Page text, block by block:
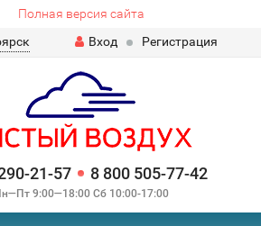
Полная версия сайта
Вход Регистрация
21-57 8 800 505-77-42
9:00—18:00 Сб 10:00-17:00